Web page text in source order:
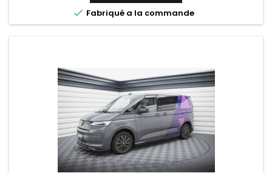
 Fabriqué a la commande